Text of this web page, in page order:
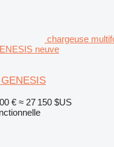
chargeuse
neuve
€ ≈ 27 150 $US